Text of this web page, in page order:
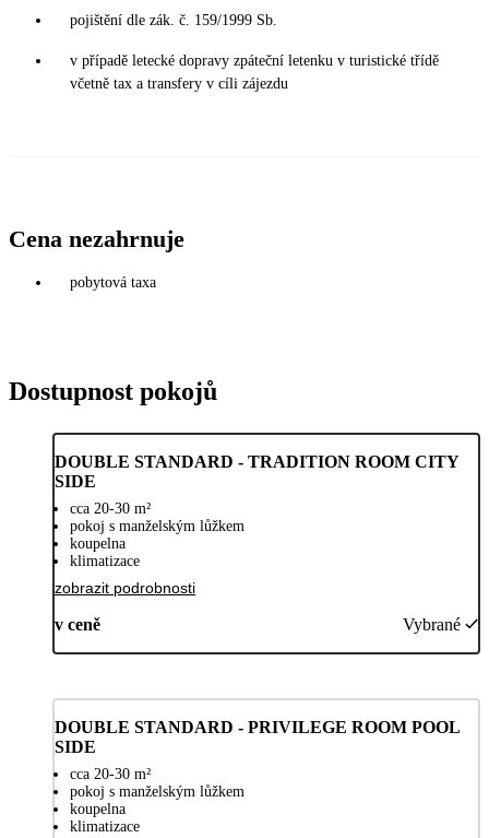
pojištění dle zák. č. 159/1999 Sb.
v případě letecké dopravy zpáteční letenku v turistické třídě
včetně tax a transfery v cíli zájezdu
Cena nezahrnuje
pobytová taxa
Dostupnost pokojů
DOUBLE STANDARD - TRADITION ROOM CITY
SIDE
cca 20-30 m²
pokoj s manželským lůžkem
koupelna
klimatizace
zobrazit podrobnosti
v ceně Vybrané
DOUBLE STANDARD - PRIVILEGE ROOM POOL
SIDE
cca 20-30 m²
pokoj s manželským lůžkem
koupelna
klimatizace